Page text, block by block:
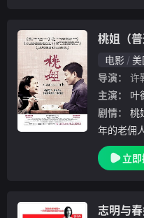
桃姐（普
电影 美
导演：
许
主演：
叶
剧情：
年的老佣
饰）抚养
岁了仍然
立
志明与